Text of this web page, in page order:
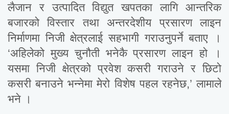
लैजान र उत्पादित विद्युत खपतका लागि आन्तरिक
बजारको विस्तार तथा अन्तरदेशीय प्रसारण लाइन
निर्माणमा निजी क्षेत्रलाई सहभागी गराउनुपर्ने बताए ।
‘अहिलेको मुख्य चुनौती भनेकै प्रसारण लाइन हो ।
यसमा निजी क्षेत्रको प्रवेश कसरी गराउने र छिटो
कसरी बनाउने भन्नेमा मेरो विशेष पहल रहनेछ,’ लामाले
भने ।